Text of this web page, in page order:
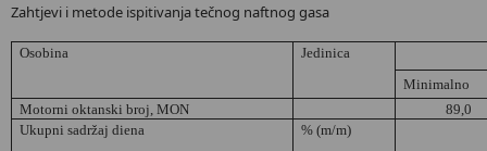
Zahtjevi i metode ispitivanja tečnog naftnog gasa
Osobina
Jedinica
Minimalno
Motorni oktanski broj, MON
89,0
Ukupni sadržaj diena
% (m/m)